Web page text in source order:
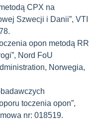
CPX na
Szwecji i Danii”, VTI
opon metodą RR
Nord FoU
Norwegia,
toczenia opon”,
nr: 018519.